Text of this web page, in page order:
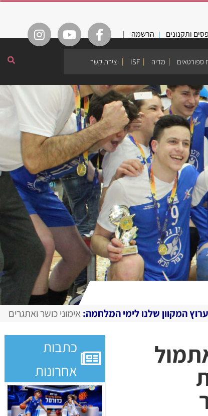
ותקנונים הרשמה |
ספורטאים מדיה ISF יצירת קשר
המלחמה: אימוני כושר ואתגרים מצולמים, מגזין
כתבות
אחרונות